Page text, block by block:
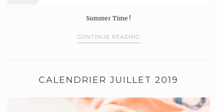
Summer Time !
CONTINUE READING
CALENDRIER JUILLET 2019